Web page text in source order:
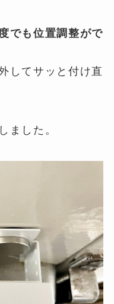
でも位置調整がで
してサッと付け直
ました。